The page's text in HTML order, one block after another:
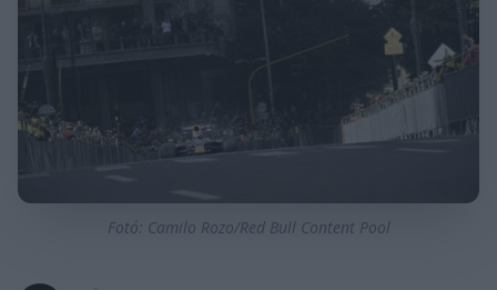
Fotó: Camilo Rozo/Red Bull Content Pool